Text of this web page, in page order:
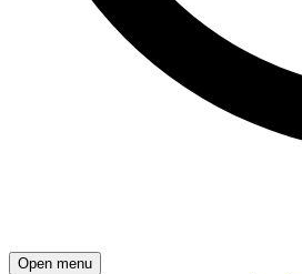
Open menu